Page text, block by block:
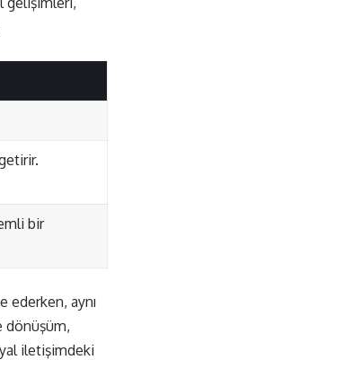
bir
ederken, aynı
dönüşüm,
iletişimdeki